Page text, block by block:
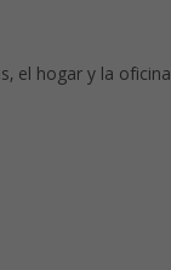
el hogar y la oficina